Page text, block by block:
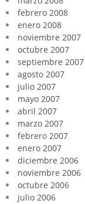
febrero 2008
enero 2008
noviembre 2007
octubre 2007
septiembre 2007
agosto 2007
julio 2007
mayo 2007
abril 2007
marzo 2007
febrero 2007
enero 2007
diciembre 2006
noviembre 2006
octubre 2006
julio 2006